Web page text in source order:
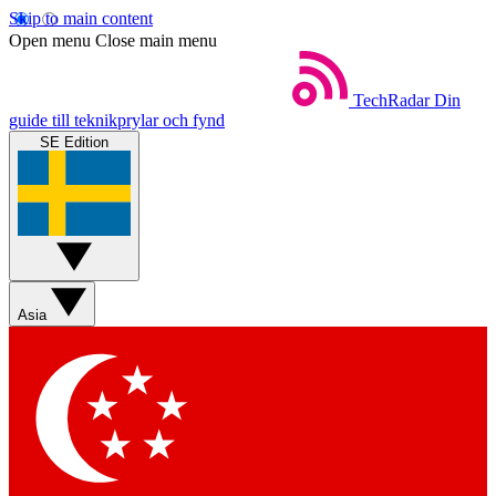
Skip to main content
Open menu Close main menu
TechRadar Din
guide till teknikprylar och fynd
SE Edition
Asia